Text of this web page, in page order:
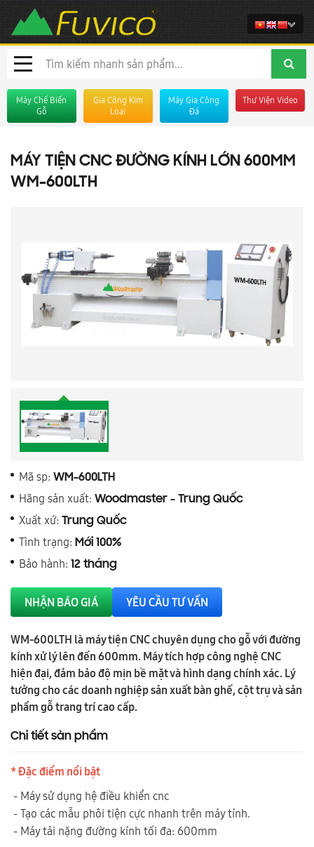
Máy Chế Biến
Gỗ
Gia Công Kim
Loại
Máy Gia Công
Đá
Thư Viện Video
MÁY TIỆN CNC ĐƯỜNG KÍNH LỚN 600MM
WM-600LTH
Mã sp: WM-600LTH
Hãng sản xuất: Woodmaster - Trung Quốc
Xuất xứ: Trung Quốc
Tình trạng: Mới 100%
Bảo hành: 12 tháng
NHẬN BÁO GIÁ YÊU CẦU TƯ VẤN
WM-600LTH là máy tiện CNC chuyên dụng cho gỗ với đường
kính xử lý lên đến 600mm. Máy tích hợp công nghệ CNC
hiện đại, đảm bảo độ mịn bề mặt và hình dạng chính xác. Lý
tưởng cho các doanh nghiệp sản xuất bàn ghế, cột trụ và sản
phẩm gỗ trang trí cao cấp.
Chi tiết sản phẩm
* Đặc điểm nổi bật
- Máy sử dụng hệ điều khiển cnc
- Tạo các mẫu phôi tiện cực nhanh trên máy tính.
- Máy tải nặng đường kính tối đa: 600mm